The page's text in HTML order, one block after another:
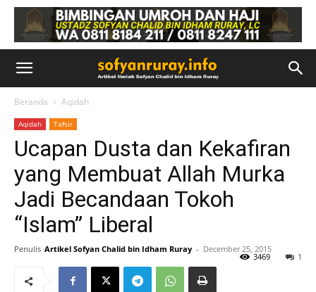
Beranda Aqidah
Aqidah Tafsir
Ucapan Dusta dan Kekafiran
yang Membuat Allah Murka
Jadi Becandaan Tokoh
“Islam” Liberal
Penulis Artikel Sofyan Chalid bin Idham Ruray - December 25, 2015
1
3469